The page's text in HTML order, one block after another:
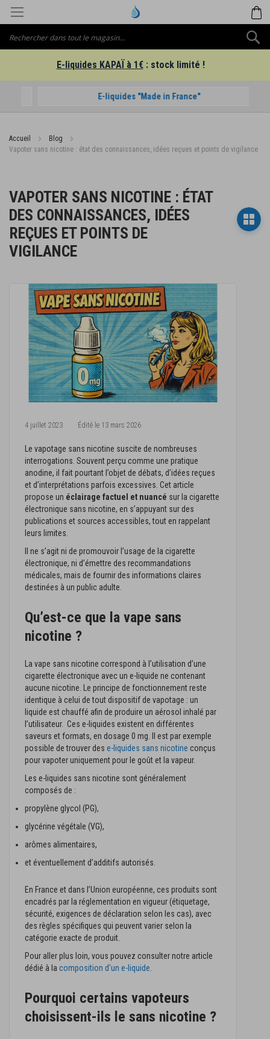
Aller
E-liquides KAPAÏ à 1€ : stock limité !
E-liquides "Made in France"
Accueil
Blog
Vapoter sans nicotine : état des connaissances, idées reçues et points de vigilance
VAPOTER SANS NICOTINE : ÉTAT
DES CONNAISSANCES, IDÉES
REÇUES ET POINTS DE
VIGILANCE
4 juillet 2023 Édité le 13 mars 2026
Le vapotage sans nicotine suscite de nombreuses
interrogations. Souvent perçu comme une pratique
anodine, il fait pourtant l’objet de débats, d’idées reçues
et d’interprétations parfois excessives. Cet article
propose un éclairage factuel et nuancé sur la cigarette
électronique sans nicotine, en s’appuyant sur des
publications et sources accessibles, tout en rappelant
leurs limites.
Il ne s’agit ni de promouvoir l’usage de la cigarette
électronique, ni d’émettre des recommandations
médicales, mais de fournir des informations claires
destinées à un public adulte.
Qu’est-ce que la vape sans
nicotine ?
La vape sans nicotine correspond à l’utilisation d’une
cigarette électronique avec un e-liquide ne contenant
aucune nicotine. Le principe de fonctionnement reste
identique à celui de tout dispositif de vapotage : un
liquide est chauffé afin de produire un aérosol inhalé par
l’utilisateur. Ces e-liquides existent en différentes
saveurs et formats, en dosage 0 mg. Il est par exemple
possible de trouver des e-liquides sans nicotine conçus
pour vapoter uniquement pour le goût et la vapeur.
Les e-liquides sans nicotine sont généralement
composés de :
propylène glycol (PG),
glycérine végétale (VG),
arômes alimentaires,
et éventuellement d’additifs autorisés.
En France et dans l’Union européenne, ces produits sont
encadrés par la réglementation en vigueur (étiquetage,
sécurité, exigences de déclaration selon les cas), avec
des règles spécifiques qui peuvent varier selon la
catégorie exacte de produit.
Pour aller plus loin, vous pouvez consulter notre article
dédié à la composition d'un e-liquide.
Pourquoi certains vapoteurs
choisissent-ils le sans nicotine ?